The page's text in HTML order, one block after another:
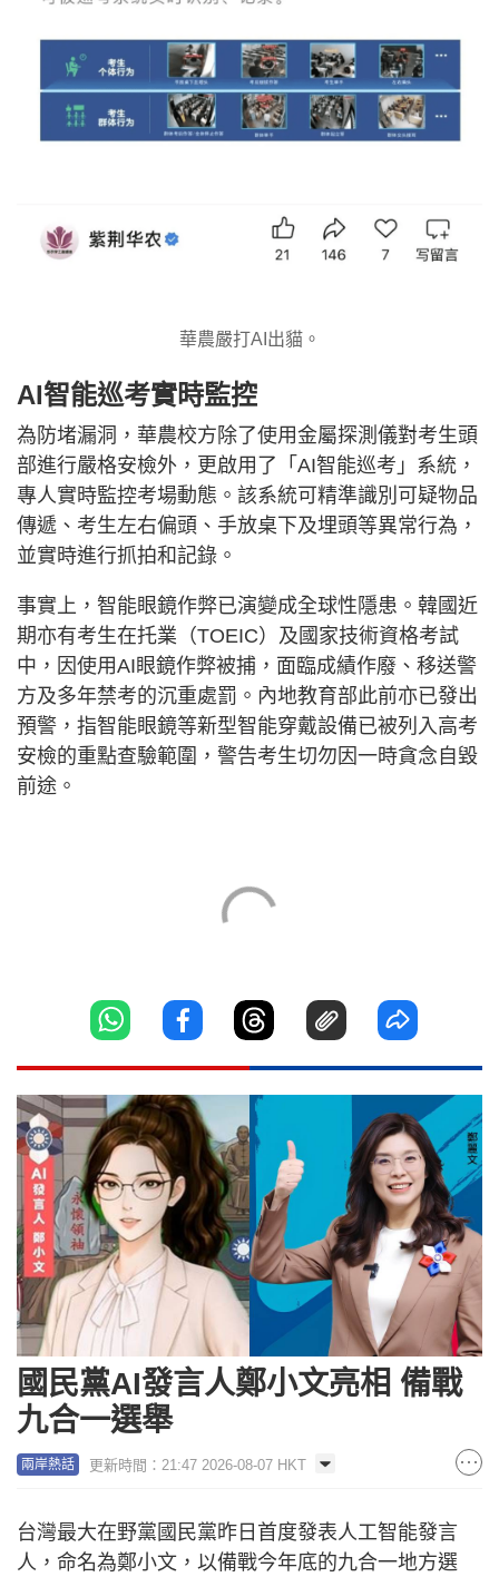
華農嚴打AI出貓。
AI智能巡考實時監控
為防堵漏洞，華農校方除了使用金屬探測儀對考生頭
部進行嚴格安檢外，更啟用了「AI智能巡考」系統，
專人實時監控考場動態。該系統可精準識別可疑物品
傳遞、考生左右偏頭、手放桌下及埋頭等異常行為，
並實時進行抓拍和記錄。
事實上，智能眼鏡作弊已演變成全球性隱患。韓國近
期亦有考生在托業（TOEIC）及國家技術資格考試
中，因使用AI眼鏡作弊被捕，面臨成績作廢、移送警
方及多年禁考的沉重處罰。內地教育部此前亦已發出
預警，指智能眼鏡等新型智能穿戴設備已被列入高考
安檢的重點查驗範圍，警告考生切勿因一時貪念自毀
前途。
國民黨AI發言人鄭小文亮相 備戰
九合一選舉
兩岸熱話 更新時間：21:47 2026-08-07 HKT
台灣最大在野黨國民黨昨日首度發表人工智能發言
人，命名為鄭小文，以備戰今年底的九合一地方選